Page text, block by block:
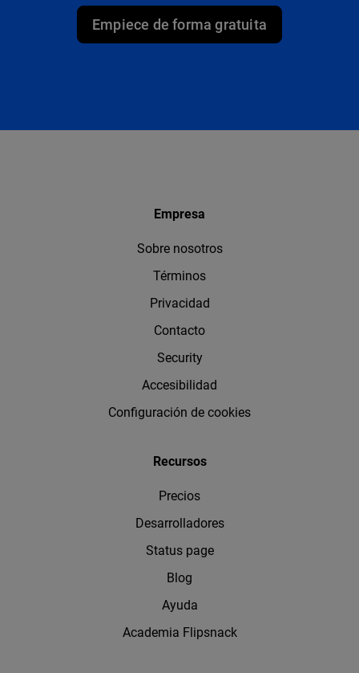
Empiece de forma gratuita
Empresa
Sobre nosotros
Términos
Privacidad
Contacto
Security
Accesibilidad
Configuración de cookies
Recursos
Precios
Desarrolladores
Status page
Blog
Ayuda
Academia Flipsnack